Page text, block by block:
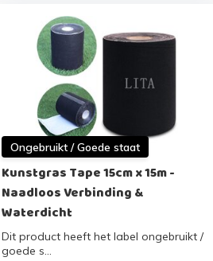
Ongebruikt / Goede staat
Kunstgras Tape 15cm x 15m -
Naadloos Verbinding &
Waterdicht
Dit product heeft het label ongebruikt /
goede s...